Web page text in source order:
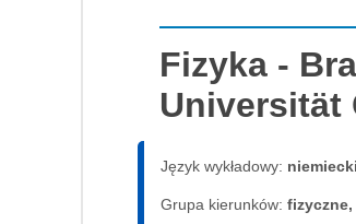
Fizyka -
Universität
Język wykładowy: niemiecki
Grupa kierunków: